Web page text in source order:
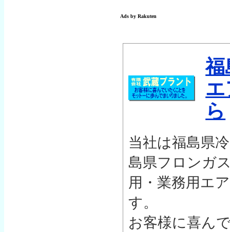
福
ら
当社は福島県
島県フロンガ
用・業務用エ
す。
お客様に喜ん